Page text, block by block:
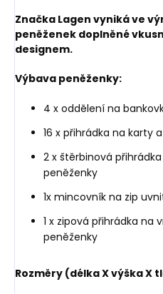
Značka Lagen vyniká ve
peněženek doplněné
designem.
Výbava peněženky:
4 x oddělení na
16 x přihrádka na karty
2 x štěrbinová
peněženky
1x mincovník na zip
1 x zipová přihrádka na
peněženky
Rozměry (délka X výška X